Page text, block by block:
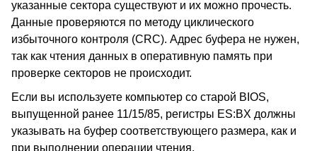
указанные сектора существуют и их можно прочесть.
Данные проверяются по методу циклического
избыточного контроля (CRC). Адрес буфера не нужен,
так как чтения данных в оперативную память при
проверке секторов не происходит.
Если вы используете компьютер со старой BIOS,
выпущенной ранее 11/15/85, регистры ES:BX должны
указывать на буфер соответствующего размера, как и
при выполнении операции чтения.